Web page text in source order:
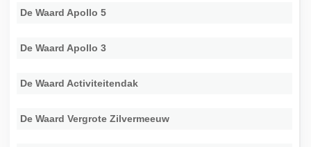
De Waard Apollo 5
De Waard Apollo 3
De Waard Activiteitendak
De Waard Vergrote Zilvermeeuw